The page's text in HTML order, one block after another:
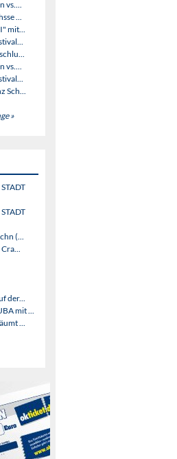
...
mit...
Sch...
»
(...
der...
mit ...
...